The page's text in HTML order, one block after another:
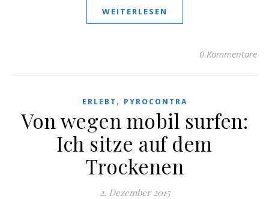
WEITERLESEN
0 Kommentare
ERLEBT , PYROCONTRA
Von wegen mobil surfen:
Ich sitze auf dem
Trockenen
2. Dezember 2015